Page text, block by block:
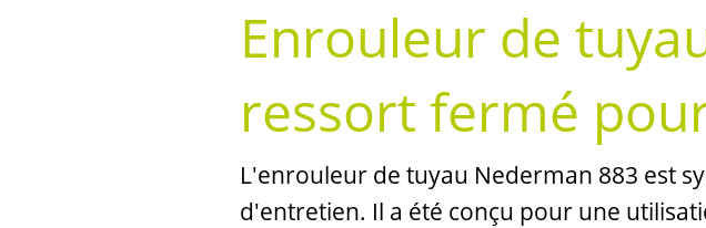
Enrouleur de
ressort fermé
L'enrouleur de tuyau Nederman 883 est
d'entretien. Il a été conçu pour une